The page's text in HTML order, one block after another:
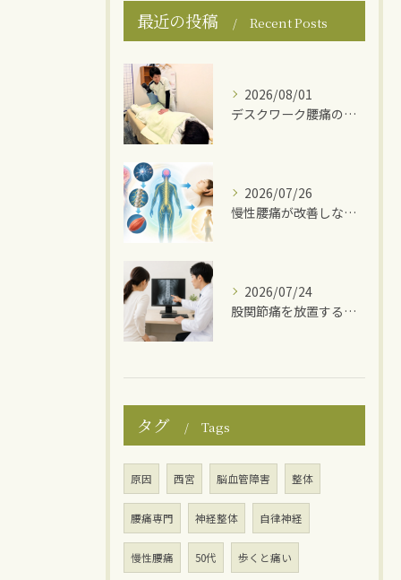
最近の投稿 Recent Posts
2026/08/01
デスクワーク腰痛の原因
2026/07/26
慢性腰痛が改善しない理由
2026/07/24
股関節痛を放置するとどうなる？
タグ Tags
原因 西宮 脳血管障害 整体
腰痛専門 神経整体 自律神経
慢性腰痛 50代 歩くと痛い